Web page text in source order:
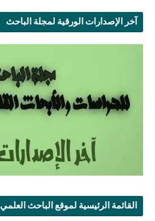
آخر الإصدارات الورقية لمجلة الباحث
القائمة الرئيسية لموقع الباحث العلمي